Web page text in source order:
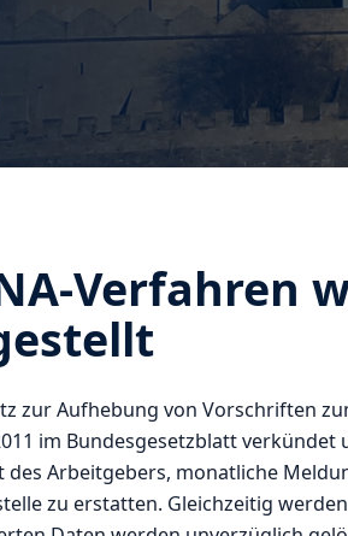
Verfahren
zur Aufhebung von Vorschriften
im Bundesgesetzblatt
des Arbeitgebers, monatliche
zu erstatten. Gleichzeitig